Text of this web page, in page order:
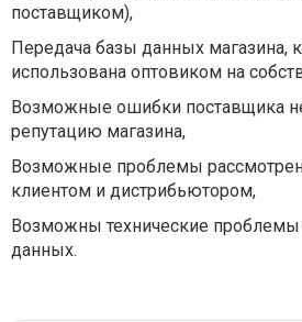
поставщиком),
Передача базы данных магазина,
использована оптовиком на
Возможные ошибки поставщика
репутацию магазина,
Возможные проблемы
клиентом и дистрибьютором,
Возможны технические
данных.